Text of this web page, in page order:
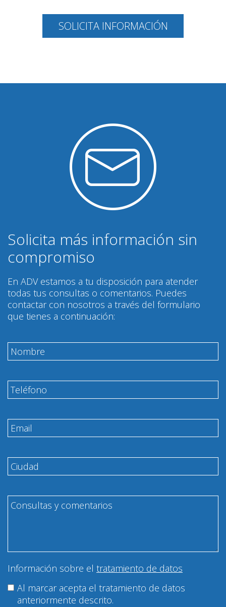
SOLICITA INFORMACIÓN
Solicita más información sin
compromiso
En ADV estamos a tu disposición para atender
todas tus consultas o comentarios. Puedes
contactar con nosotros a través del formulario
que tienes a continuación:
Información sobre el tratamiento de datos
Al marcar acepta el tratamiento de datos
anteriormente descrito.